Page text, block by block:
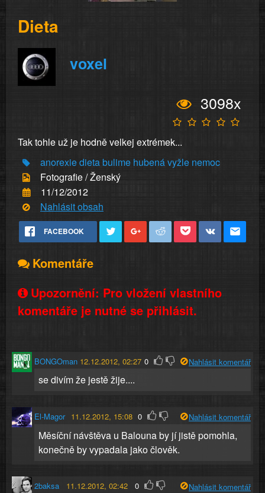
Dieta
voxel
3098x
Tak tohle už je hodně velkej extrémek...
anorexiedietabulime hubenávyžle nemoc
Fotografie / Ženský
11/12/2012
Nahlásit obsah
FACEBOOK
Komentáře
Upozornění: Pro vložení vlastního
komentáře je nutné se přihlásit.
BONGOman 12.12.2012, 02:27 0 Nahlásit komentář
se divím že jestě žije....
El-Magor 11.12.2012, 15:08 0 Nahlásit komentář
Měsíční návštěva u Balouna by jí jistě pomohla,
konečně by vypadala jako člověk.
2baksa 11.12.2012, 02:42 0 Nahlásit komentář